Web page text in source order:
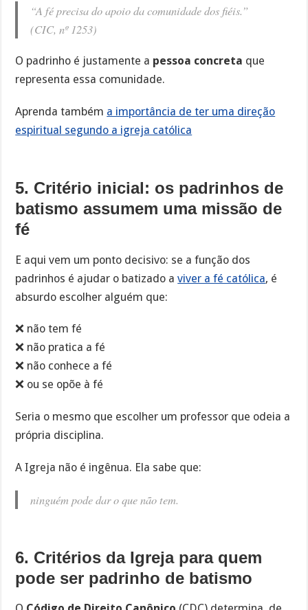
“A fé precisa do apoio da comunidade dos fiéis.”
(CIC, nº 1253)
O padrinho é justamente a pessoa concreta que
representa essa comunidade.
Aprenda também a importância de ter uma direção
espiritual segundo a igreja católica
5. Critério inicial: os padrinhos de
batismo assumem uma missão de
fé
E aqui vem um ponto decisivo: se a função dos
padrinhos é ajudar o batizado aviver a fé católica, é
absurdo escolher alguém que:
❌ não tem fé
❌ não pratica a fé
❌ não conhece a fé
❌ ou se opõe à fé
Seria o mesmo que escolher um professor que odeia a
própria disciplina.
A Igreja não é ingênua. Ela sabe que:
ninguém pode dar o que não tem.
6. Critérios da Igreja para quem
pode ser padrinho de batismo